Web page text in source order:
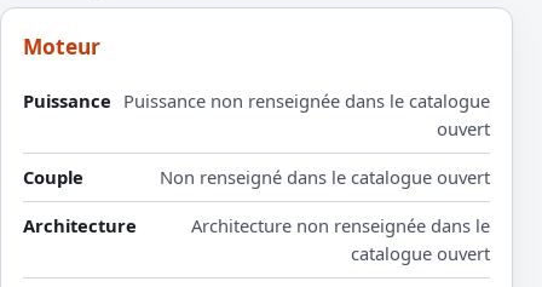
Moteur
Puissance Puissance non renseignée dans le catalogue
ouvert
Couple
Non renseigné dans le catalogue ouvert
Architecture
Architecture non renseignée dans le
catalogue ouvert